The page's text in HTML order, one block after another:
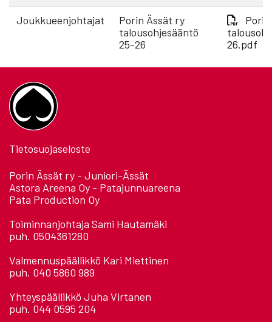
Joukkueenjohtajat
Porin Ässät ry
talousohjesääntö
25-26
26.pdf
Tietosuojaseloste
Porin Ässät ry - Juniori-Ässät
Astora Areena Oy - Patajunnuareena
Pata Production Oy
Toiminnanjohtaja Sami Hautamäki
puh. 0504361280
Valmennuspäällikkö Kari Miettinen
puh. 040 5860 989
Yhteyspäällikkö Juha Virtanen
puh. 044 0595 204